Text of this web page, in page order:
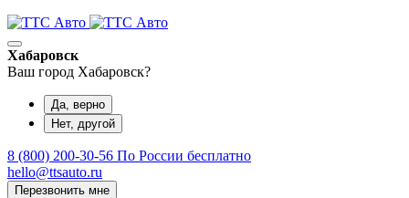
Хабаровск
Ваш город Хабаровск?
Да, верно
Нет, другой
8 (800) 200-30-56 По России бесплатно
hello@ttsauto.ru
Перезвонить мне